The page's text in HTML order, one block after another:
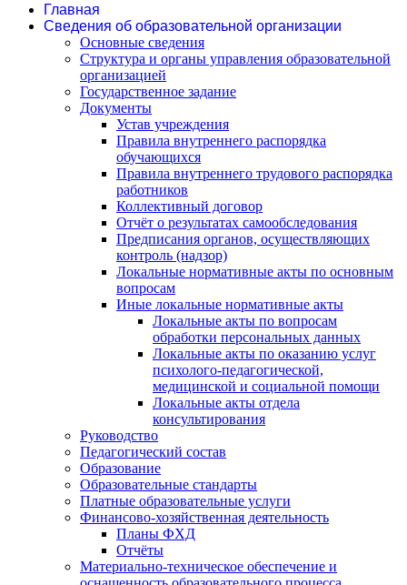
Главная
Сведения об образовательной организации
Основные сведения
Структура и органы управления образовательной
организацией
Государственное задание
Документы
Устав учреждения
Правила внутреннего распорядка
обучающихся
Правила внутреннего трудового распорядка
работников
Коллективный договор
Отчёт о результатах самообследования
Предписания органов, осуществляющих
контроль (надзор)
Локальные нормативные акты по основным
вопросам
Иные локальные нормативные акты
Локальные акты по вопросам
обработки персональных данных
Локальные акты по оказанию услуг
психолого-педагогической,
медицинской и социальной помощи
Локальные акты отдела
консультирования
Руководство
Педагогический состав
Образование
Образовательные стандарты
Платные образовательные услуги
Финансово-хозяйственная деятельность
Планы ФХД
Отчёты
Материально-техническое обеспечение и